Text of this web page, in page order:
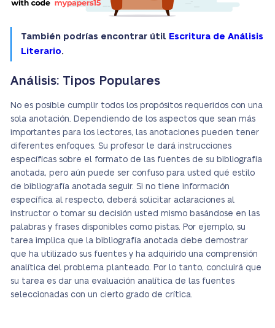
También podrías encontrar útil Escritura de Análisis
Literario.
Análisis: Tipos Populares
No es posible cumplir todos los propósitos requeridos con una
sola anotación. Dependiendo de los aspectos que sean más
importantes para los lectores, las anotaciones pueden tener
diferentes enfoques. Su profesor le dará instrucciones
específicas sobre el formato de las fuentes de su bibliografía
anotada, pero aún puede ser confuso para usted qué estilo
de bibliografía anotada seguir. Si no tiene información
específica al respecto, deberá solicitar aclaraciones al
instructor o tomar su decisión usted mismo basándose en las
palabras y frases disponibles como pistas. Por ejemplo, su
tarea implica que la bibliografía anotada debe demostrar
que ha utilizado sus fuentes y ha adquirido una comprensión
analítica del problema planteado. Por lo tanto, concluirá que
su tarea es dar una evaluación analítica de las fuentes
seleccionadas con un cierto grado de crítica.